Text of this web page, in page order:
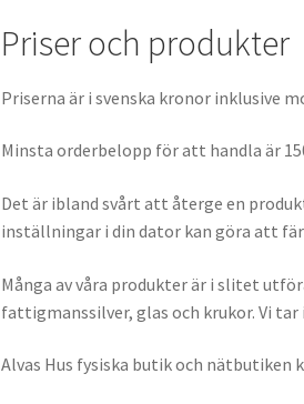
Priser och produkter
Priserna är i svenska kronor inklusive
Minsta orderbelopp för att handla är
Det är ibland svårt att återge en
inställningar i din dator kan göra att
Många av våra produkter är i slitet
fattigmanssilver, glas och krukor. Vi
Alvas Hus fysiska butik och nätbutiken